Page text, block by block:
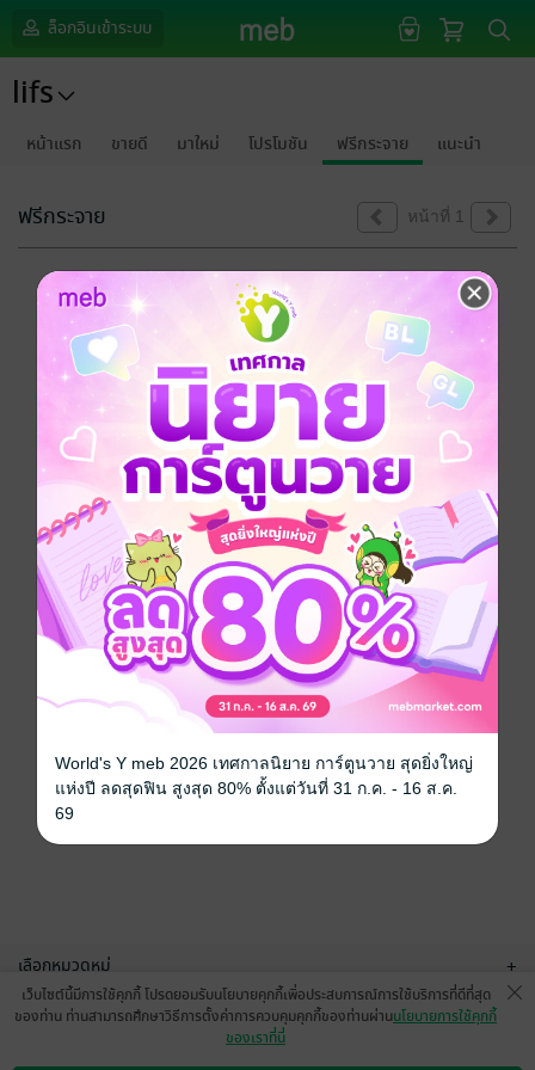
ล็อกอินเข้าระบบ
lifs
หน้าแรก ขายดี มาใหม่ โปรโมชัน ฟรีกระจาย แนะนำ
ฟรีกระจาย หน้าที่ 1
ขออภัยด้วยนะคะ
ไม่พบข้อมูลในหัวข้อที่คุณกำลังชมค่ะ
เลือกหมวดหมู่ +
บริการช่วยเหลือ
เว็บไซต์นี้มีการใช้คุกกี้ โปรดยอมรับนโยบายคุกกี้เพื่อประสบการณ์การใช้บริการที่ดีที่สุด
ของท่าน ท่านสามารถศึกษาวิธีการตั้งค่าการควบคุมคุกกี้ของท่านผ่านนโยบายการใช้คุกกี้
ของเราที่นี่
World's Y meb 2026 เทศกาลนิยาย การ์ตูนวาย สุดยิ่งใหญ่
แห่งปี ลดสุดฟิน สูงสุด 80% ตั้งแต่วันที่ 31 ก.ค. - 16 ส.ค.
69